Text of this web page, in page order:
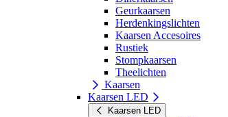
Geurkaarsen
Herdenkingslichten
Kaarsen Accesoires
Rustiek
Stompkaarsen
Theelichten
Kaarsen
Kaarsen LED
Kaarsen LED